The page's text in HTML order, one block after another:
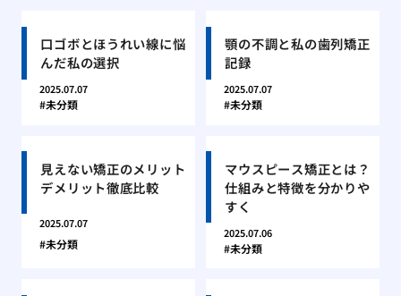
口ゴボとほうれい線に悩
んだ私の選択
2025.07.07
未分類
顎の不調と私の歯列矯正
記録
2025.07.07
未分類
見えない矯正のメリット
デメリット徹底比較
2025.07.07
未分類
マウスピース矯正とは？
仕組みと特徴を分かりや
すく
2025.07.06
未分類